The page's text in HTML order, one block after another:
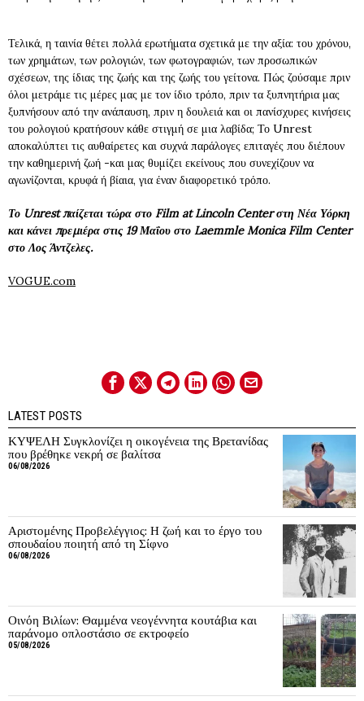
Τελικά, η ταινία θέτει πολλά ερωτήματα σχετικά με την αξία: του χρόνου,
των χρημάτων, των ρολογιών, των φωτογραφιών, των προσωπικών
σχέσεων, της ίδιας της ζωής και της ζωής του γείτονα. Πώς ζούσαμε πριν
όλοι μετράμε τις μέρες μας με τον ίδιο τρόπο, πριν τα ξυπνητήρια μας
ξυπνήσουν από την ανάπαυση, πριν η δουλειά και οι πανίσχυρες κινήσεις
του ρολογιού κρατήσουν κάθε στιγμή σε μια λαβίδα; Το Unrest
αποκαλύπτει τις αυθαίρετες και συχνά παράλογες επιταγές που διέπουν
την καθημερινή ζωή -και μας θυμίζει εκείνους που συνεχίζουν να
αγωνίζονται, κρυφά ή βίαια, για έναν διαφορετικό τρόπο.
Το Unrest παίζεται τώρα στο Film at Lincoln Center στη Νέα Υόρκη
και κάνει πρεμιέρα στις 19 Μαΐου στο Laemmle Monica Film Center
στο Λος Άντζελες.
VOGUE.com
LATEST POSTS
ΚΥΨΕΛΗ Συγκλονίζει η οικογένεια της Βρετανίδας
που βρέθηκε νεκρή σε βαλίτσα
06/08/2026
Αριστομένης Προβελέγγιος: Η ζωή και το έργο του
σπουδαίου ποιητή από τη Σίφνο
06/08/2026
Οινόη Βιλίων: Θαμμένα νεογέννητα κουτάβια και
παράνομο οπλοστάσιο σε εκτροφείο
05/08/2026